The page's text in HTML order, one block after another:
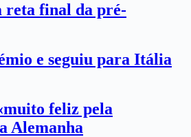
final da pré-
e seguiu para Itália
feliz pela
Alemanha